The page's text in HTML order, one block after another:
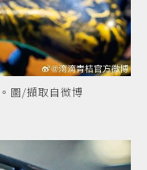
圖/擷取自微博